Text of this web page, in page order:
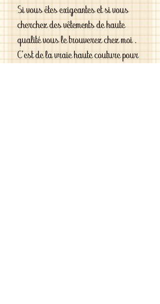
Si vous êtes exigeantes et si vous
cherchez des vêtements de haute
qualité vous le trouverez chez moi .
C'est de la vraie haute couture pour